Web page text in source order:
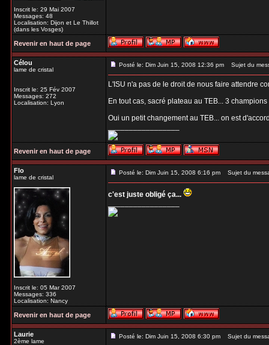
Inscrit le: 29 Mai 2007
Messages: 48
Localisation: Dijon et Le Thillot
(dans les Vosges)
Revenir en haut de page
Célou
lame de cristal
Inscrit le: 25 Fév 2007
Messages: 272
Localisation: Lyon
Posté le: Dim Juin 15, 2008 12:36 pm Sujet du
L'ISU n'a pas de le droit de nous faire attendre
En tout cas, sacré plateau au TEB... 3
Oui un petit changement au TEB... on est
_________________
Revenir en haut de page
Flo
lame de cristal
Inscrit le: 05 Mar 2007
Messages: 336
Localisation: Nancy
Posté le: Dim Juin 15, 2008 6:16 pm Sujet du
c'est juste obligé ça...
_________________
Revenir en haut de page
Laurie
2ème lame
Posté le: Dim Juin 15, 2008 6:30 pm Sujet du